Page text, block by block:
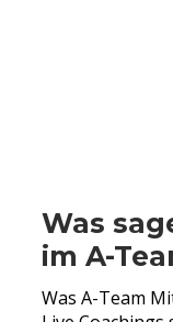
Was
im A-
Was A-Team